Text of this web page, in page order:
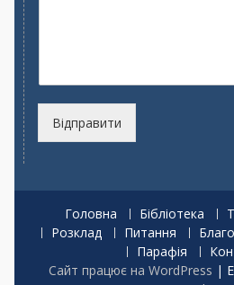
Відправити
Головна Бібліотека
Розклад
Питання
Парафія
Сайт працює на WordPress |